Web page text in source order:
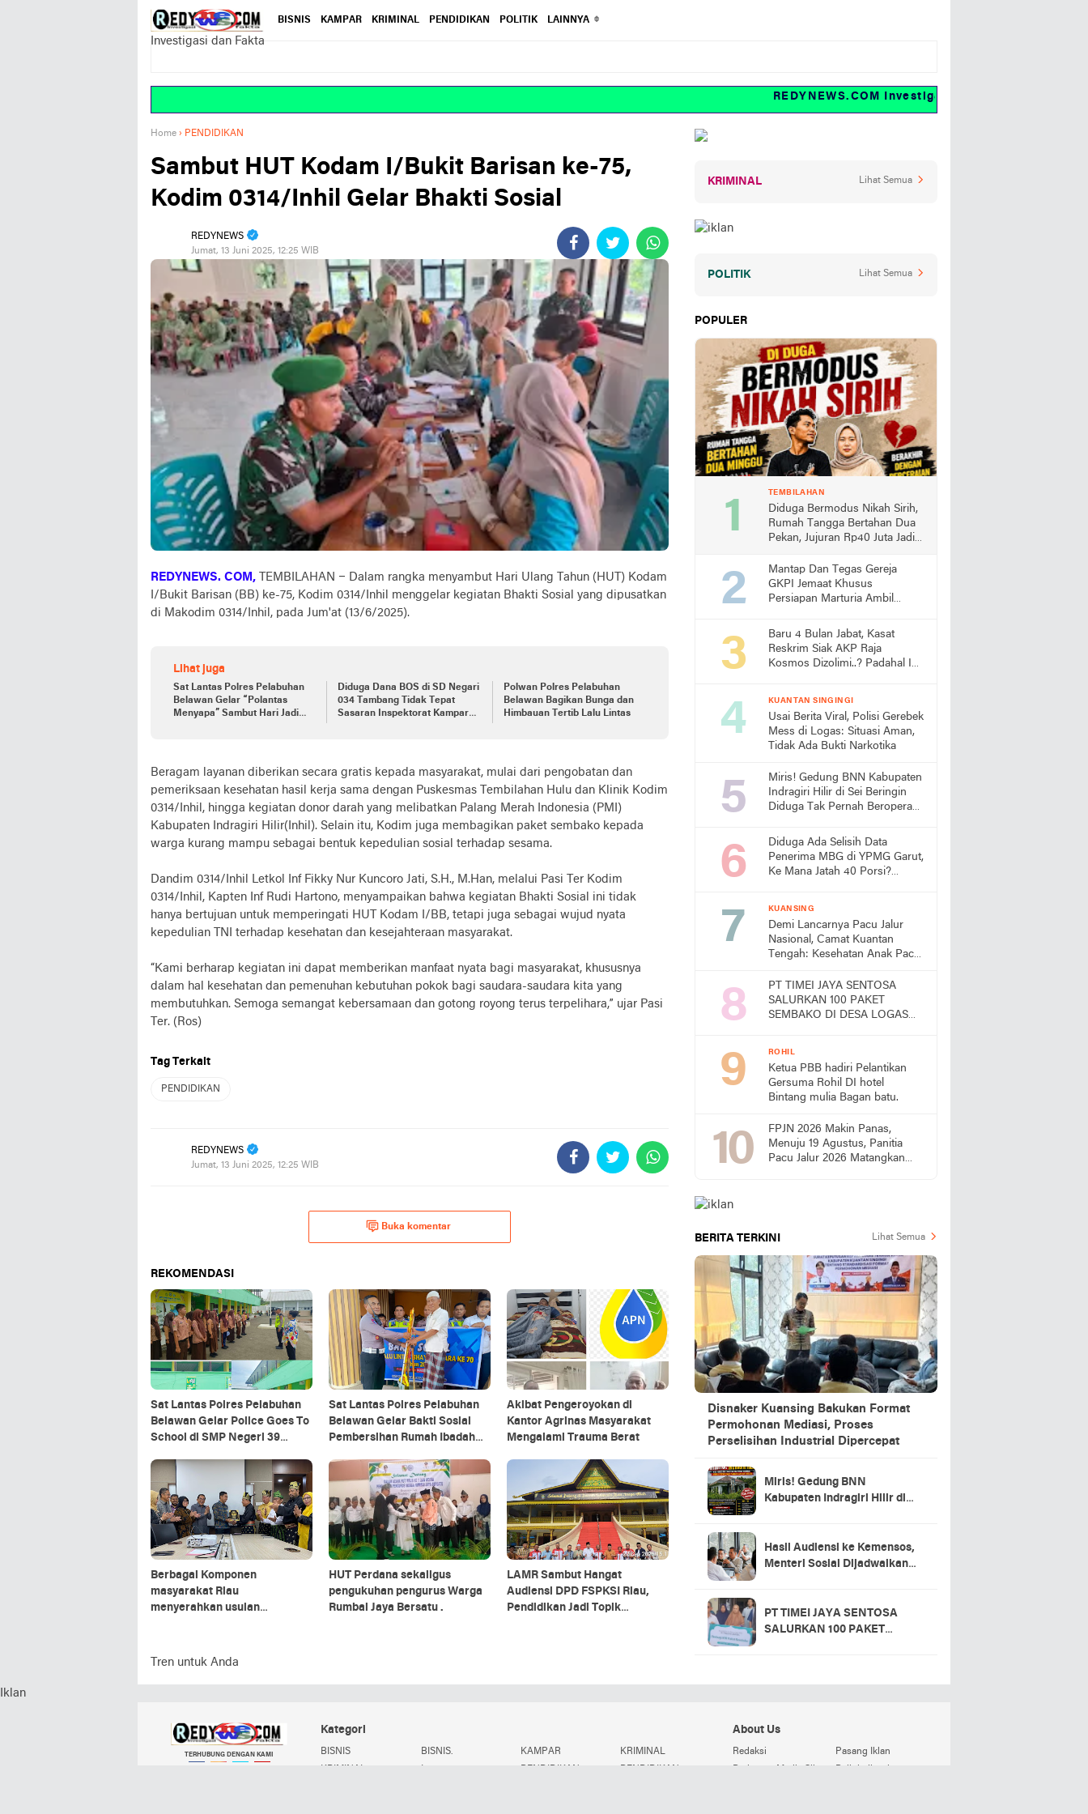
Investigasi dan Fakta
BISNIS KAMPAR KRIMINAL PENDIDIKAN POLITIK LAINNYA
REDYNEWS.COM Investigasi dan fakta
Home › PENDIDIKAN
Sambut HUT Kodam I/Bukit Barisan ke-75,
Kodim 0314/Inhil Gelar Bhakti Sosial
REDYNEWS
Jumat, 13 Juni 2025, 12:25 WIB
REDYNEWS. COM,
TEMBILAHAN – Dalam rangka menyambut Hari Ulang Tahun (HUT) Kodam
I/Bukit Barisan (BB) ke-75, Kodim 0314/Inhil menggelar kegiatan Bhakti Sosial yang dipusatkan
di Makodim 0314/Inhil, pada Jum'at (13/6/2025).
Lihat juga
Sat Lantas Polres Pelabuhan
Belawan Gelar “Polantas
Menyapa” Sambut Hari Jadi
Diduga Dana BOS di SD Negari
034 Tambang Tidak Tepat
Sasaran Inspektorat Kampar
Polwan Polres Pelabuhan
Belawan Bagikan Bunga dan
Himbauan Tertib Lalu Lintas
Beragam layanan diberikan secara gratis kepada masyarakat, mulai dari pengobatan dan
pemeriksaan kesehatan hasil kerja sama dengan Puskesmas Tembilahan Hulu dan Klinik Kodim
0314/Inhil, hingga kegiatan donor darah yang melibatkan Palang Merah Indonesia (PMI)
Kabupaten Indragiri Hilir(Inhil). Selain itu, Kodim juga membagikan paket sembako kepada
warga kurang mampu sebagai bentuk kepedulian sosial terhadap sesama.
Dandim 0314/Inhil Letkol Inf Fikky Nur Kuncoro Jati, S.H., M.Han, melalui Pasi Ter Kodim
0314/Inhil, Kapten Inf Rudi Hartono, menyampaikan bahwa kegiatan Bhakti Sosial ini tidak
hanya bertujuan untuk memperingati HUT Kodam I/BB, tetapi juga sebagai wujud nyata
kepedulian TNI terhadap kesehatan dan kesejahteraan masyarakat.
“Kami berharap kegiatan ini dapat memberikan manfaat nyata bagi masyarakat, khususnya
dalam hal kesehatan dan pemenuhan kebutuhan pokok bagi saudara-saudara kita yang
membutuhkan. Semoga semangat kebersamaan dan gotong royong terus terpelihara,” ujar Pasi
Ter. (Ros)
Tag Terkait
PENDIDIKAN
REDYNEWS
Jumat, 13 Juni 2025, 12:25 WIB
Buka komentar
REKOMENDASI
Sat Lantas Polres Pelabuhan
Belawan Gelar Police Goes To
School di SMP Negeri 39
Sat Lantas Polres Pelabuhan
Belawan Gelar Bakti Sosial
Pembersihan Rumah Ibadah
Akibat Pengeroyokan di
Kantor Agrinas Masyarakat
Mengalami Trauma Berat
Berbagai Komponen
masyarakat Riau
menyerahkan usulan
Perwakilan Rakyat ( DPR ) dan
HUT Perdana sekaligus
pengukuhan pengurus Warga
Rumbai Jaya Bersatu .
LAMR Sambut Hangat
Audiensi DPD FSPKSI Riau,
Pendidikan Jadi Topik
Tren untuk Anda
KRIMINAL Lihat Semua
POLITIK Lihat Semua
POPULER
TEMBILAHAN
Diduga Bermodus Nikah Sirih,
Rumah Tangga Bertahan Dua
Pekan, Jujuran Rp40 Juta Jadi
Mantap Dan Tegas Gereja
GKPI Jemaat Khusus
Persiapan Marturia Ambil
Pertama lebih Awal
Baru 4 Bulan Jabat, Kasat
Reskrim Siak AKP Raja
Kosmos Dizolimi..? Padahal Ini
KUANTAN SINGINGI
Usai Berita Viral, Polisi Gerebek
Mess di Logas: Situasi Aman,
Tidak Ada Bukti Narkotika
Miris! Gedung BNN Kabupaten
Indragiri Hilir di Sei Beringin
Diduga Tak Pernah Beroperasi,
Pemanfaatan Aset Negara
Diduga Ada Selisih Data
Penerima MBG di YPMG Garut,
Ke Mana Jatah 40 Porsi?
KUANSING
Demi Lancarnya Pacu Jalur
Nasional, Camat Kuantan
Tengah: Kesehatan Anak Pacu
PT TIMEI JAYA SENTOSA
SALURKAN 100 PAKET
SEMBAKO DI DESA LOGAS
ROHIL
Ketua PBB hadiri Pelantikan
Gersuma Rohil DI hotel
Bintang mulia Bagan batu.
FPJN 2026 Makin Panas,
Menuju 19 Agustus, Panitia
Pacu Jalur 2026 Matangkan
BERITA TERKINI Lihat Semua
Disnaker Kuansing Bakukan Format
Permohonan Mediasi, Proses
Perselisihan Industrial Dipercepat
Miris! Gedung BNN
Kabupaten Indragiri Hilir di
Pertanyakan Pemanfaatan
Aset Negara
Hasil Audiensi ke Kemensos,
Menteri Sosial Dijadwalkan
Kuansing
PT TIMEI JAYA SENTOSA
SALURKAN 100 PAKET
Iklan
TERHUBUNG DENGAN KAMI
Kategori
BISNIS BISNIS. KAMPAR
KRIMINAL
About Us
Redaksi
Pasang Iklan